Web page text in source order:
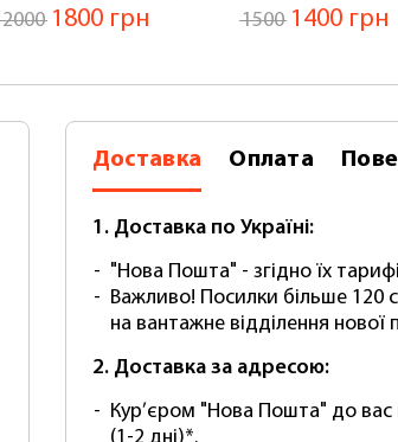
2000 1800 грн
1500 1400 грн
Доставка Оплата
1. Доставка по Україні:
"Нова Пошта" - згідно їх
Важливо! Посилки більше 120
на вантажне відділення
2. Доставка за адресою:
Кур’єром "Нова Пошта" до вас